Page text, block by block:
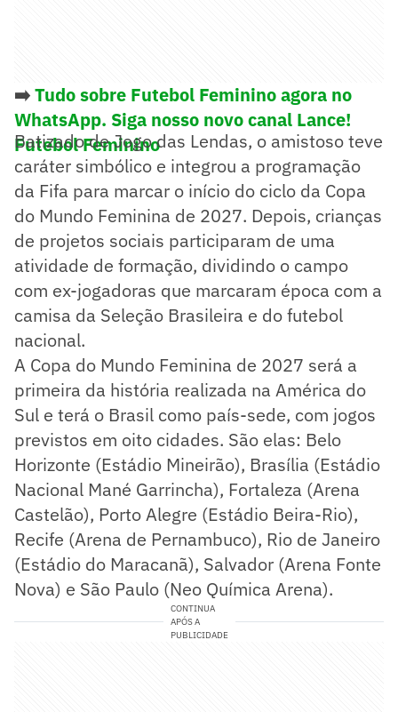
➡️Tudo sobre Futebol Feminino agora no
WhatsApp. Siga nosso novo canal Lance!
Futebol Feminino
Batizado de Jogo das Lendas, o amistoso teve
caráter simbólico e integrou a programação
da Fifa para marcar o início do ciclo da Copa
do Mundo Feminina de 2027. Depois, crianças
de projetos sociais participaram de uma
atividade de formação, dividindo o campo
com ex-jogadoras que marcaram época com a
camisa da Seleção Brasileira e do futebol
nacional.
A Copa do Mundo Feminina de 2027 será a
primeira da história realizada na América do
Sul e terá o Brasil como país-sede, com jogos
previstos em oito cidades. São elas: Belo
Horizonte (Estádio Mineirão), Brasília (Estádio
Nacional Mané Garrincha), Fortaleza (Arena
Castelão), Porto Alegre (Estádio Beira-Rio),
Recife (Arena de Pernambuco), Rio de Janeiro
(Estádio do Maracanã), Salvador (Arena Fonte
Nova) e São Paulo (Neo Química Arena).
CONTINUA
APÓS A
PUBLICIDADE